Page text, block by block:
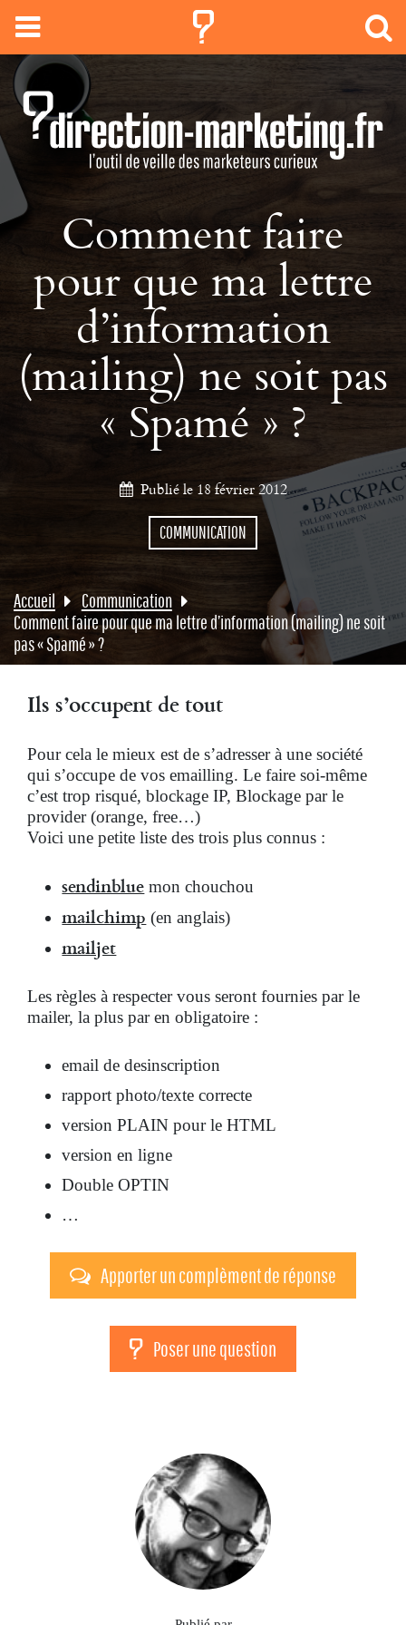
Comment faire
pour que ma lettre
d’information
(mailing) ne soit pas
« Spamé » ?
Publié le 18 février 2012
COMMUNICATION
Accueil
Communication
Comment faire pour que ma lettre d’information (mailing) ne soit
pas « Spamé » ?
Ils s’occupent de tout
Pour cela le mieux est de s’adresser à une société
qui s’occupe de vos emailling. Le faire soi-même
c’est trop risqué, blockage IP, Blockage par le
provider (orange, free…)
Voici une petite liste des trois plus connus :
sendinblue mon chouchou
mailchimp (en anglais)
mailjet
Les règles à respecter vous seront fournies par le
mailer, la plus par en obligatoire :
email de desinscription
rapport photo/texte correcte
version PLAIN pour le HTML
version en ligne
Double OPTIN
…
Apporter un complèment de réponse
Poser une question